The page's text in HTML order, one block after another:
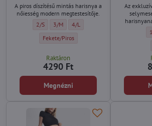
A piros díszítésű mintás harisnya a
nőiesség modern megtestesítője.
Mintás harisnya érzéki piros részlettel
2/S Mintás harisnya érzéki piros részlettel
3/M Mintás harisnya érzéki piros
4/L
Mintás harisnya érzéki piros részlettel
Fekete/Piros
Raktáron
4290 Ft
Megnézni
Az